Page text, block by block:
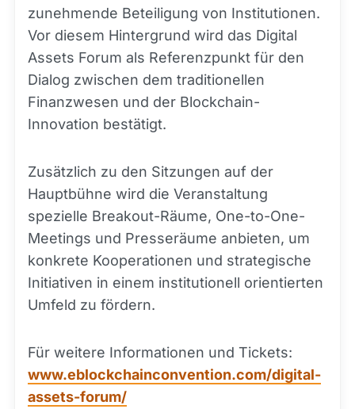
zunehmende Beteiligung von Institutionen.
Vor diesem Hintergrund wird das Digital
Assets Forum als Referenzpunkt für den
Dialog zwischen dem traditionellen
Finanzwesen und der Blockchain-
Innovation bestätigt.
Zusätzlich zu den Sitzungen auf der
Hauptbühne wird die Veranstaltung
spezielle Breakout-Räume, One-to-One-
Meetings und Presseräume anbieten, um
konkrete Kooperationen und strategische
Initiativen in einem institutionell orientierten
Umfeld zu fördern.
Für weitere Informationen und Tickets:
www.eblockchainconvention.com/digital-
assets-forum/